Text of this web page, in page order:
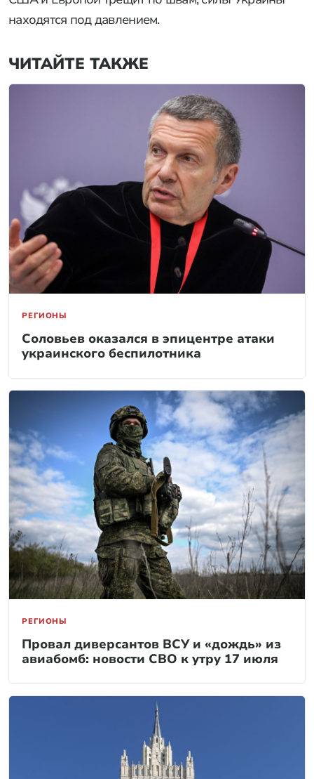
находятся под давлением.
ЧИТАЙТЕ ТАКЖЕ
РЕГИОНЫ
Соловьев оказался в эпицентре атаки
украинского беспилотника
РЕГИОНЫ
Провал диверсантов ВСУ и «дождь» из
авиабомб: новости СВО к утру 17 июля